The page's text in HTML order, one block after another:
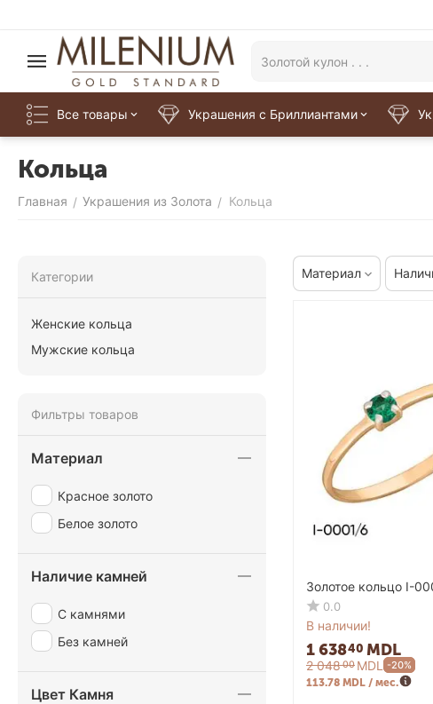
Все товары Украшения с Бриллиантами
Кольца
Главная / Украшения из Золота / Кольца
Материал
Золотое кольцо I-
0.0
В наличии!
1 63840 MDL
2 04800 MDL
-20%
113.78 MDL / мес.
Категории
Женские кольца
Мужские кольца
Фильтры товаров
Материал
Красное золото
Белое золото
Наличие камней
С камнями
Без камней
Цвет Камня